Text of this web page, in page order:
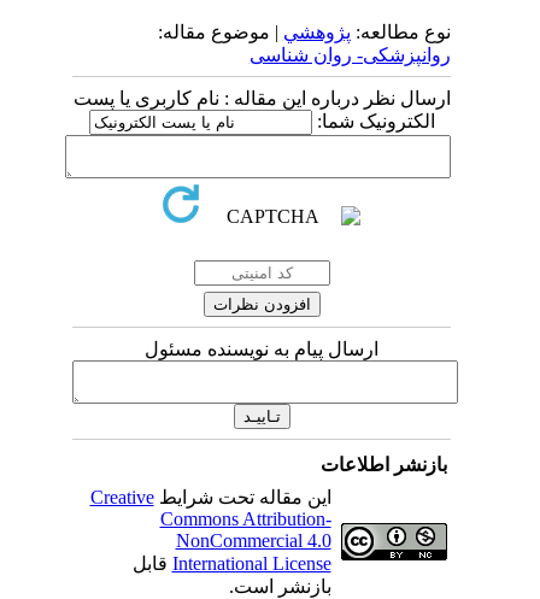
نوع مطالعه:پژوهشي| موضوع مقاله:
روانپزشکی- روان شناسی
ارسال نظر درباره این مقاله : نام کاربری یا پست
الکترونیک شما:
ارسال پیام به نویسنده مسئول
بازنشر اطلاعات
این مقاله تحت شرایطCreative
Commons Attribution-
NonCommercial 4.0
International Licenseقابل
بازنشر است.